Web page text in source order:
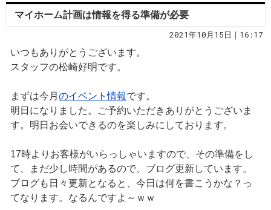
マイホーム計画は情報を得る準備が必要
2021年10月15日｜16:17
いつもありがとうございます。
スタッフの松崎好明です。
まずは今月 のイベント情報です。
明日になりました。ご予約いただきありがとうございま
す。明日お会いできるのを楽しみにしております。
17時よりお客様がいらっしゃいますので、その準備をし
て、まだ少し時間があるので、ブログ更新しています。
ブログも日々更新となると、今日は何を書こうかな？っ
てなります。なるんですよ～ｗｗ